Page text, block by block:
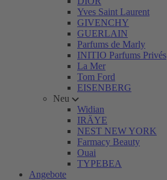
Yves Saint Laurent
GIVENCHY
GUERLAIN
Parfums de Marly
INITIO Parfums Privés
La Mer
Tom Ford
EISENBERG
Neu
Widian
IRÄYE
NEST NEW YORK
Farmacy Beauty
Ouai
TYPEBEA
Angebote